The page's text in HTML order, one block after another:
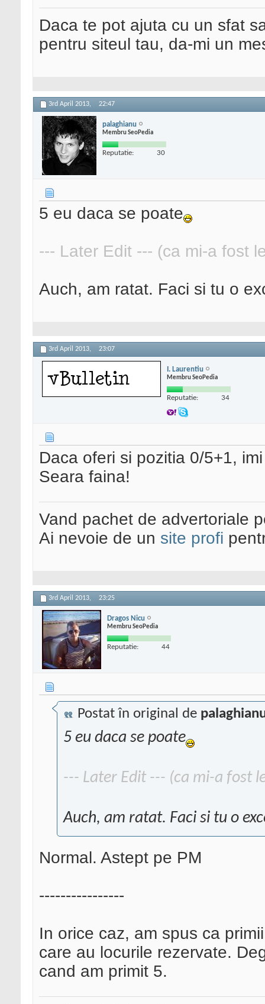
Daca te pot ajuta cu un sfat
pentru siteul tau, da-mi un
3rd April 2013, 22:47
palaghianu
Membru SeoPedia
Reputatie: 30
5 eu daca se poate
--- Later Edit --- (ca mi-a fost
Auch, am ratat. Faci si tu o
3rd April 2013, 23:07
I. Laurentiu
Membru SeoPedia
Reputatie: 34
Daca oferi si pozitia 0/5+1,
Seara faina!
Vand pachet de advertoriale
Ai nevoie de un site profi
3rd April 2013, 23:25
Dragos Nicu
Membru SeoPedia
Reputatie: 44
Postat în original de
5 eu daca se poate
--- Later Edit --- (ca mi-a fost
Auch, am ratat. Faci si tu o
Normal. Astept pe PM
----------------
In orice caz, am spus ca
care au locurile rezervate.
cand am primit 5.